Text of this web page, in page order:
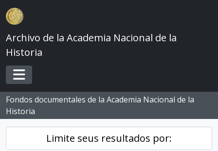
Skip to main content
Archivo de la Academia Nacional de la
Historia
Toggle navigation
Fondos documentales de la Academia Nacional de la
Historia
Limite seus resultados por: